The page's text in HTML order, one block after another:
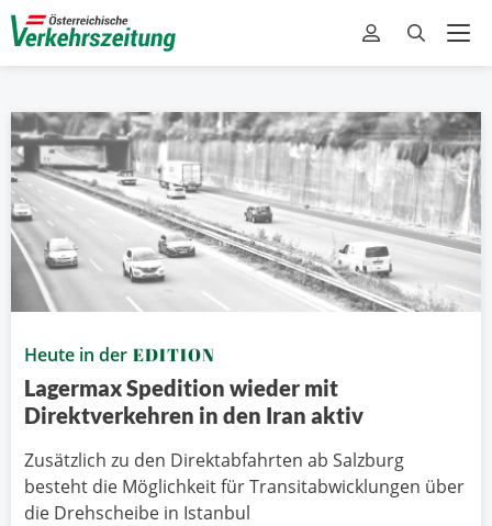
Heute in der EDITION
Lagermax Spedition wieder mit
Direktverkehren in den Iran aktiv
Zusätzlich zu den Direktabfahrten ab Salzburg
besteht die Möglichkeit für Transitabwicklungen über
die Drehscheibe in Istanbul